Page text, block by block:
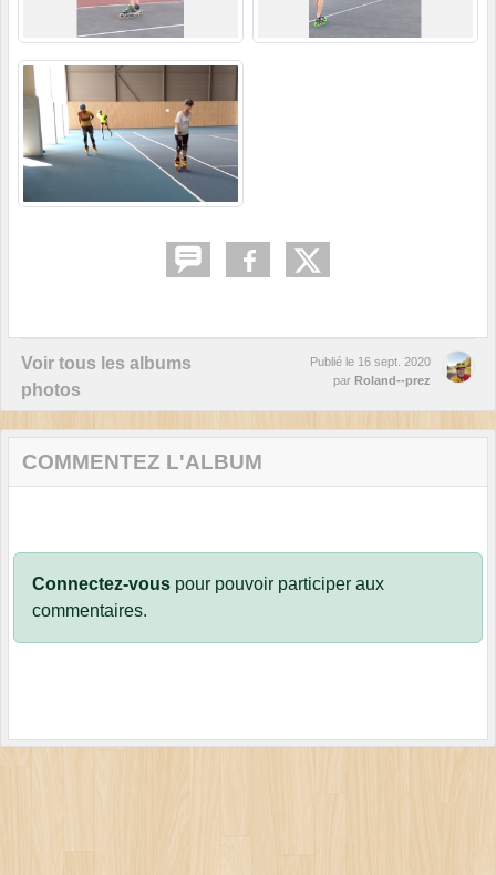
Voir tous les albums
photos
Publié le 16 sept. 2020
par Roland--prez
COMMENTEZ L'ALBUM
Connectez-vous pour pouvoir participer aux
commentaires.